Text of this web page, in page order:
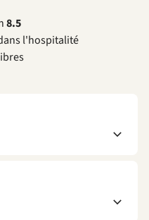
8.5
l'hospitalité